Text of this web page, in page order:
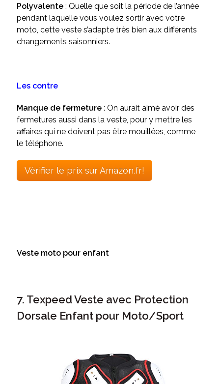
Polyvalente: Quelle que soit la période de l’année
pendant laquelle vous voulez sortir avec votre
moto, cette veste s’adapte très bien aux différents
changements saisonniers.
Les contre
Manque de fermeture: On aurait aimé avoir des
fermetures aussi dans la veste, pour y mettre les
affaires qui ne doivent pas être mouillées, comme
le téléphone.
Vérifier le prix sur Amazon.fr!
Veste moto pour enfant
7. Texpeed Veste avec Protection
Dorsale Enfant pour Moto/Sport